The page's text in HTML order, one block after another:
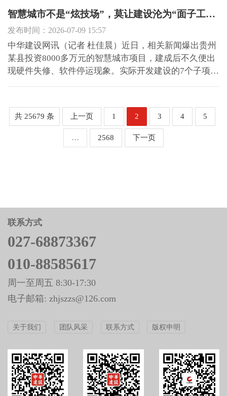
《规定》在总则中，将完整、准确、系统、规范、安全
与有效利用一并确定为城建档案的质量要求，推动档案
质量管控实现...
智慧城市不是“炫技场”，莫让建设沦为“面子工程”
发布时间：2026-07-09 15:57
中华建设网讯（记者 杜佳晨）近日，相关新闻爆出贵州
某县投资8000多万元的智慧城市项目，建成后不久便出
现硬件失修、软件停运现象。实际开发建设的7个子项目
轻效果的问题逐步浮出水面。 伴随着数字化转型与发
展，各地纷...
共 25679 条 上一页 1 2 3 4 5
… 2568 下一页
联系方式
027-68873367
010-88585617
周一至周五 8:30-17:30
电子邮箱: zhjszzs@126.com
关于我们 团队风采 联系方式 版权申明